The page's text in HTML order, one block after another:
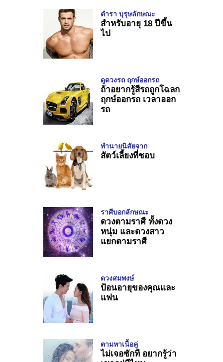
ตำรา บุรุษลักษณะ
สำหรับอายุ 18 ปีขึ้น
ไป
ดูดวงรถ ฤกษ์ออกรถ
ถ้าอยากรู้สีรถถูกโฉลก
ฤกษ์ออกรถ เวลาออก
รถ
ทำนายนิสัยจาก
สัตว์เลี้ยงที่ชอบ
ราศีบอกลักษณะ
ดวงตามราศี ทั้งดวง
หนุ่ม และดวงสาว
แยกตามราศี
ดวงสมพงษ์
ป้อนอายุของคุณและ
แฟน
ตามหาเนื้อคู่
ไม่เจอซักที อยากรู้ว่า